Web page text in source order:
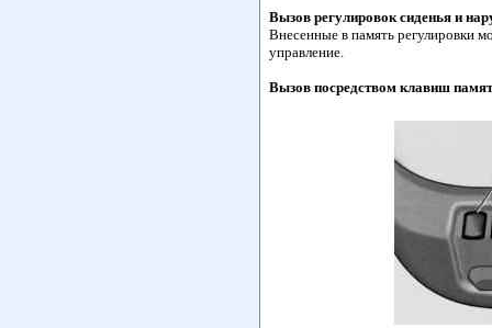
Вызов регулировок сиденья и
Внесенные в память регулировки
управление.
Вызов посредством клавиш